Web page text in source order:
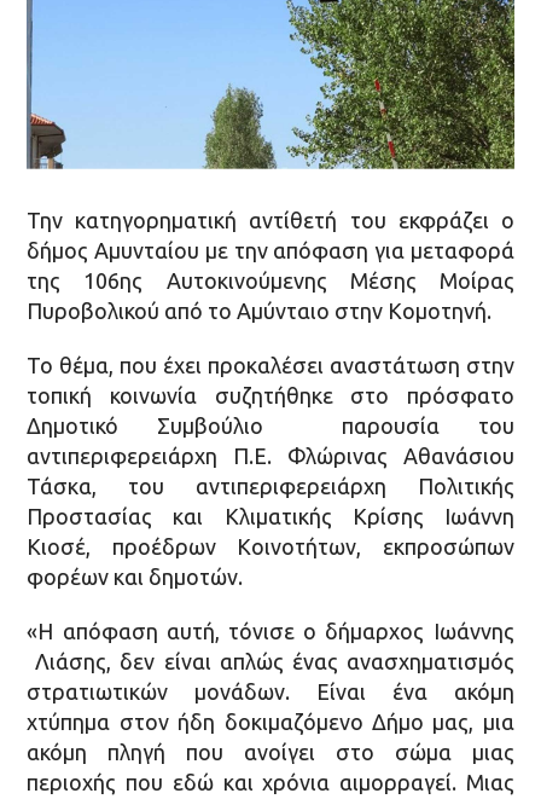
Την κατηγορηματική αντίθετή του εκφράζει ο
δήμος Αμυνταίου με την απόφαση για μεταφορά
της 106ης Αυτοκινούμενης Μέσης Μοίρας
Πυροβολικού από το Αμύνταιο στην Κομοτηνή.
Το θέμα, που έχει προκαλέσει αναστάτωση στην
τοπική κοινωνία συζητήθηκε στο πρόσφατο
Δημοτικό Συμβούλιο παρουσία του
αντιπεριφερειάρχη Π.Ε. Φλώρινας Αθανάσιου
Τάσκα, του αντιπεριφερειάρχη Πολιτικής
Προστασίας και Κλιματικής Κρίσης Ιωάννη
Κιοσέ, προέδρων Κοινοτήτων, εκπροσώπων
φορέων και δημοτών.
«Η απόφαση αυτή, τόνισε ο δήμαρχος Ιωάννης
Λιάσης, δεν είναι απλώς ένας ανασχηματισμός
στρατιωτικών μονάδων. Είναι ένα ακόμη
χτύπημα στον ήδη δοκιμαζόμενο Δήμο μας, μια
ακόμη πληγή που ανοίγει στο σώμα μιας
περιοχής που εδώ και χρόνια αιμορραγεί. Μιας